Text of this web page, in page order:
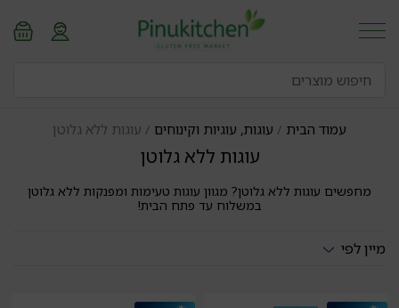
עמוד הבית / עוגות, עוגיות וקינוחים / עוגות ללא גלוטן
עוגות ללא גלוטן
מחפשים עוגות ללא גלוטן? מגוון עוגות טעימות ומפנקות ללא גלוטן
במשלוח עד פתח הבית!
מיין לפי